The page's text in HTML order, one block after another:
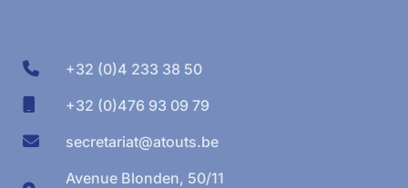
+32 (0)4 233 38 50
+32 (0)476 93 09 79
secretariat@atouts.be
Avenue Blonden, 50/11